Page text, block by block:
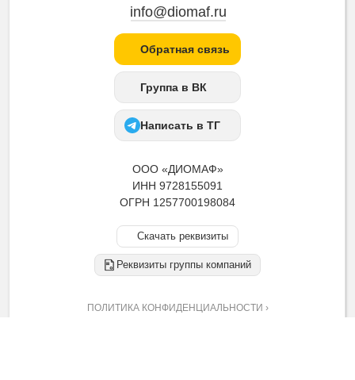
ООО «ДИОМАФ»
ИНН 9728155091
ОГРН 1257700198084
Скачать реквизиты
Реквизиты группы компаний
info@diomaf.ru
Обратная связь
Группа в ВК
Написать в ТГ
ПОЛИТИКА КОНФИДЕНЦИАЛЬНОСТИ ›